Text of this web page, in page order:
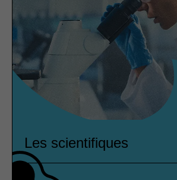
Les scientifiques